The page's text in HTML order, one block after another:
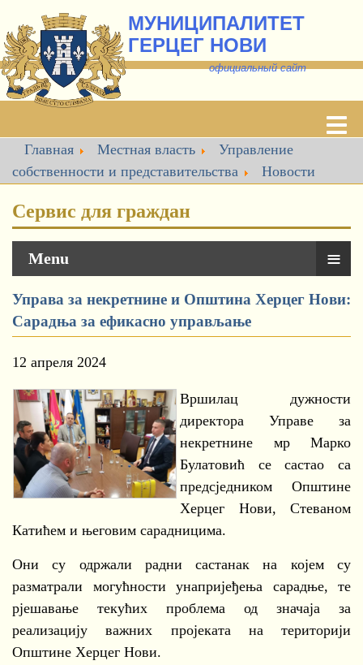
МУНИЦИПАЛИТЕТ
ГЕРЦЕГ НОВИ
официальный сайт
Главная Местная власть
Управление
собственности и представительства
Новости
Сервис для граждан
Menu ≡
Управа за некретнине и Општина Херцег Нови:
Сарадња за ефикасно управљање
12 апреля 2024
Вршилац дужности
директора Управе за
некретнине мр Марко
Булатовић се састао са
предсједником Општине
Херцег Нови, Стеваном
Катићем и његовим сарадницима.
Они су одржали радни састанак на којем су
разматрали могућности унапријеђења сарадње, те
рјешавање текућих проблема од значаја за
реализацију важних пројеката на територији
Општине Херцег Нови.